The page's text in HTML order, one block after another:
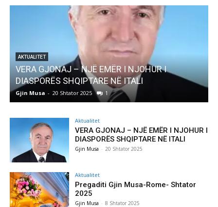
– NJË EMËR I NJOHUR I
SHQIPTARE NË ITALI
20 Shtator 2025 1
Pregaditi
Aktualitet
VERA GJONAJ – NJË EMËR I NJOHUR I
DIASPORËS SHQIPTARE NË ITALI
Gjin Musa - 20 Shtator 2025
Aktualitet
Pregaditi Gjin Musa-Rome- Shtator
2025
Gjin Musa - 8 Shtator 2025